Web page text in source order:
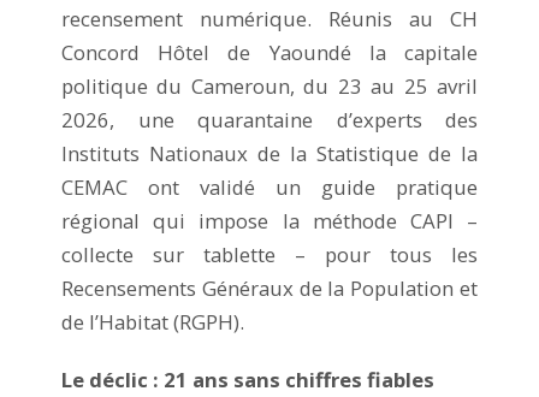
recensement numérique. Réunis au CH
Concord Hôtel de Yaoundé la capitale
politique du Cameroun, du 23 au 25 avril
2026, une quarantaine d’experts des
Instituts Nationaux de la Statistique de la
CEMAC ont validé un guide pratique
régional qui impose la méthode CAPI –
collecte sur tablette – pour tous les
Recensements Généraux de la Population et
de l’Habitat (RGPH).
Le déclic : 21 ans sans chiffres fiables